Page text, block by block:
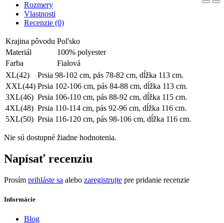
Rozmery
Vlastnosti
Recenzie (0)
Krajina pôvodu Poľsko
Materiál
100% polyester
Farba
Fialová
XL(42)
Prsia 98-102 cm, pás 78-82 cm, dĺžka 113 cm.
XXL(44) Prsia 102-106 cm, pás 84-88 cm, dĺžka 113 cm.
3XL(46) Prsia 106-110 cm, pás 88-92 cm, dĺžka 115 cm.
4XL(48) Prsia 110-114 cm, pás 92-96 cm, dĺžka 116 cm.
5XL(50) Prsia 116-120 cm, pás 98-106 cm, dĺžka 116 cm.
Nie sú dostupné žiadne hodnotenia.
Napísať recenziu
Prosím prihláste sa alebo zaregistrujte pre pridanie recenzie
Informácie
Blog